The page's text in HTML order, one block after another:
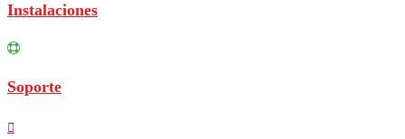
Instalaciones
Soporte